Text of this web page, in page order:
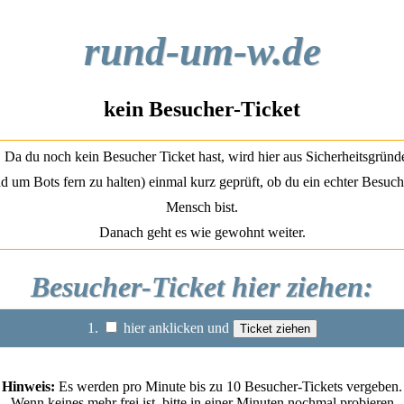
rund-um-w.de
kein Besucher-Ticket
Da du noch kein Besucher Ticket hast, wird hier aus
um Bots fern zu halten) einmal kurz geprüft, ob du ein echter
Mensch bist.
Danach geht es wie gewohnt weiter.
Besucher-Ticket hier ziehen:
1. hier anklicken und
Hinweis: Es werden pro Minute bis zu 10 Besucher-Tickets vergeben.